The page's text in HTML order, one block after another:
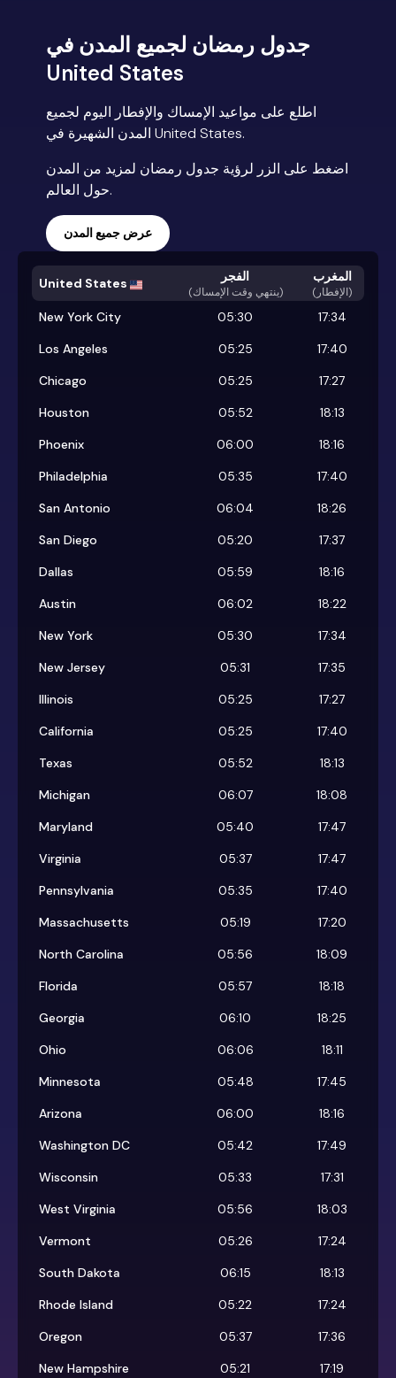
جدول رمضان لجميع المدن في
United States
اطلع على مواعيد الإمساك والإفطار اليوم لجميع
المدن الشهيرة في United States.
اضغط على الزر لرؤية جدول رمضان لمزيد من المدن
حول العالم.
عرض جميع المدن
United States الفجر
(ينتهي وقت الإمساك)
المغرب
(الإفطار)
New York City 05:30
17:34
Los Angeles
05:25
17:40
Chicago
05:25
17:27
Houston
05:52
18:13
Phoenix
06:00
18:16
Philadelphia
05:35
17:40
San Antonio
06:04
18:26
San Diego
05:20
17:37
Dallas
05:59
18:16
Austin
06:02
18:22
New York
05:30
17:34
New Jersey
05:31
17:35
Illinois
05:25
17:27
California
05:25
17:40
Texas
05:52
18:13
Michigan
06:07
18:08
Maryland
05:40
17:47
Virginia
05:37
17:47
Pennsylvania
05:35
17:40
Massachusetts
05:19
17:20
North Carolina
05:56
18:09
Florida
05:57
18:18
Georgia
06:10
18:25
Ohio
06:06
18:11
Minnesota
05:48
17:45
Arizona
06:00
18:16
Washington DC
05:42
17:49
Wisconsin
05:33
17:31
West Virginia
05:56
18:03
Vermont
05:26
17:24
South Dakota
06:15
18:13
Rhode Island
05:22
17:24
Oregon
05:37
17:36
New Hampshire
05:21
17:19